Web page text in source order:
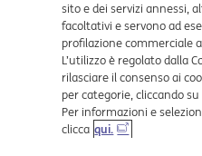
Certificazioni
sito e dei servizi annessi,
facoltativi e servono ad
profilazione commerciale
L’utilizzo è regolato dalla
rilasciare il consenso ai
per categorie, cliccando
Per informazioni e
clicca qui.